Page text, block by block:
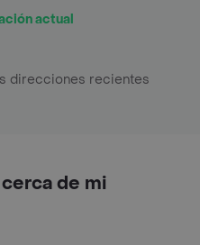
actual
direcciones recientes
de mi